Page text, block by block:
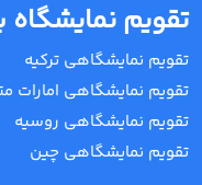
تقویم نمایشگاه
تقویم نمایشگاهی ترکیه
تقویم نمایشگاهی امارات
تقویم نمایشگاهی روسیه
تقویم نمایشگاهی چین